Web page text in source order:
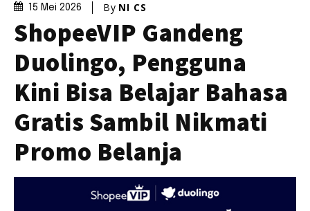
15 Mei 2026 By NI CS
ShopeeVIP Gandeng
Duolingo, Pengguna
Kini Bisa Belajar Bahasa
Gratis Sambil Nikmati
Promo Belanja